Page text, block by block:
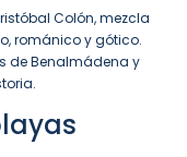
Colón, mezcla
románico y gótico.
de Benalmádena y